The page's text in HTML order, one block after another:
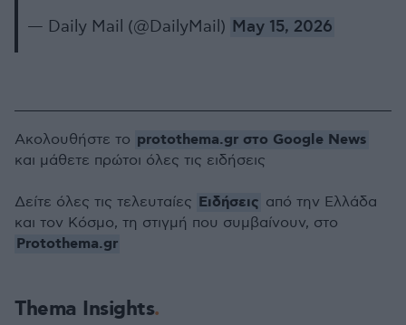
— Daily Mail (@DailyMail) May 15, 2026
Thema Insights
Ακολουθήστε το protothema.gr στο Google News
και μάθετε πρώτοι όλες τις ειδήσεις
Δείτε όλες τις τελευταίες Ειδήσεις από την Ελλάδα
και τον Κόσμο, τη στιγμή που συμβαίνουν, στο
Protothema.gr